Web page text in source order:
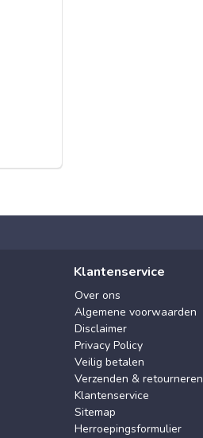
Klantenservice
Over ons
Algemene voorwaarden
Disclaimer
Privacy Policy
Veilig betalen
Verzenden & retourneren
Klantenservice
Sitemap
Herroepingsformulier